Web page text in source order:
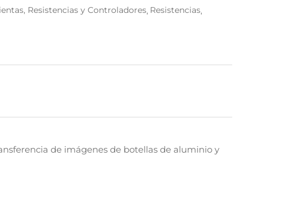
Resistencias y Controladores Resistencias
de imágenes de botellas de aluminio y